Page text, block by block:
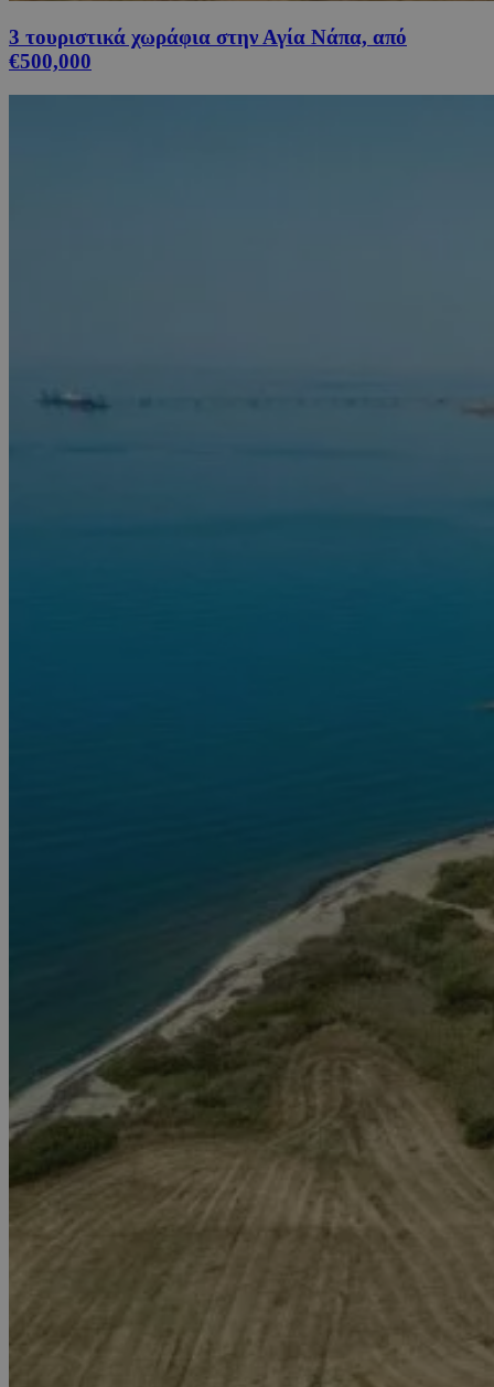
3 τουριστικά χωράφια στην Αγία Νάπα, από
€500,000